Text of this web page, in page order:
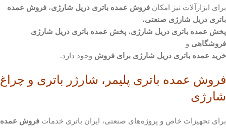
برای ابزارآلات نیز امکان فروش عمده باتری دریل شارژی، فروش عمده
باتری دریل شارژی صنعتی،
پخش عمده باتری دریل شارژی، پخش عمده باتری دریل شارژی
فروشگاهی و
خرید عمده باتری دریل شارژی برای فروش وجود دارد.
فروش عمده باتری پلیمر، شارژر باتری و چراغ
شارژی
برای تجهیزات خاص و پروژه‌های صنعتی، ایران باتری خدمات فروش عمده